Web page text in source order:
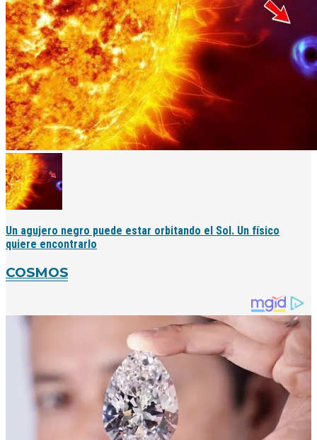
Un agujero negro puede estar orbitando el Sol. Un físico
quiere encontrarlo
COSMOS